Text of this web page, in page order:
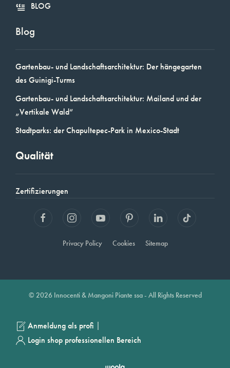
BLOG
Blog
Gartenbau- und Landschaftsarchitektur: Der hängegarten
des Guinigi-Turms
Gartenbau- und Landschaftsarchitektur: Mailand und der
„Vertikale Wald“
Stadtparks: der Chapultepec-Park in Mexico-Stadt
Qualität
Zertifizierungen
Privacy Policy Cookies Sitemap
© 2026 Innocenti & Mangoni Piante ssa - All Rights Reserved
Anmeldung als profi |
Login shop professionellen Bereich